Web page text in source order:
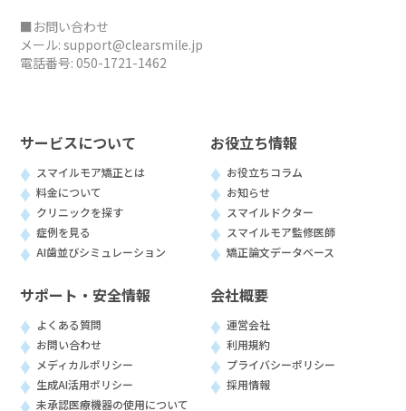
■お問い合わせ
メール: support@clearsmile.jp
電話番号: 050-1721-1462
サービスについて
スマイルモア矯正とは
料金について
クリニックを探す
症例を見る
AI歯並びシミュレーション
お役立ち情報
お役立ちコラム
お知らせ
スマイルドクター
スマイルモア監修医師
矯正論文データベース
サポート・安全情報
よくある質問
お問い合わせ
メディカルポリシー
生成AI活用ポリシー
未承認医療機器の使用について
会社概要
運営会社
利用規約
プライバシーポリシー
採用情報